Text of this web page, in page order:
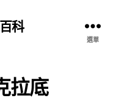
科
選單
拉底